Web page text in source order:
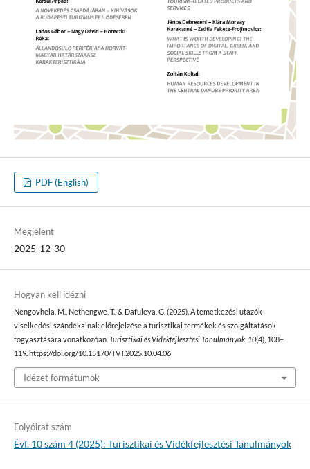
PDF (English)
Megjelent
2025-12-30
Hogyan kell idézni
Nengovhela, M., Nethengwe, T., & Dafuleya, G. (2025). A temetkezési utazók
viselkedési szándékainak előrejelzése a turisztikai termékek és szolgáltatások
fogyasztására vonatkozóan. Turisztikai és Vidékfejlesztési Tanulmányok, 10(4), 108–
119. https://doi.org/10.15170/TVT.2025.10.04.06
Idézet formátumok
Folyóirat szám
Évf. 10 szám 4 (2025): Turisztikai és Vidékfejlesztési Tanulmányok